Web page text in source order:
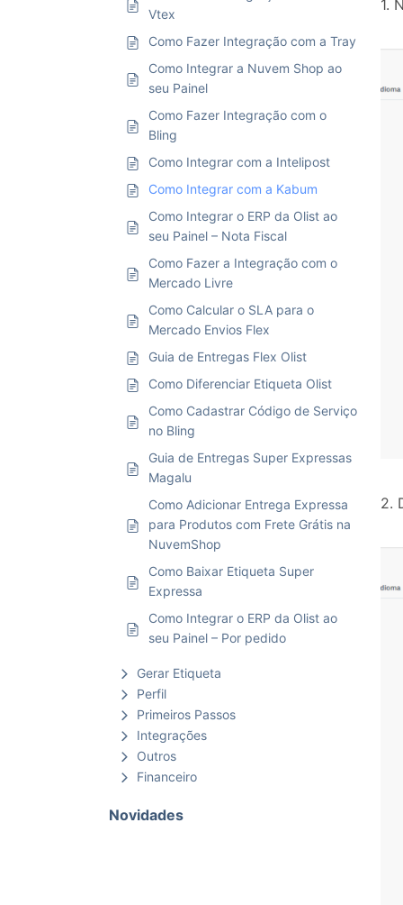
Vtex
Como Fazer Integração com a Tray
Como Integrar a Nuvem Shop ao
seu Painel
Como Fazer Integração com o
Bling
Como Integrar com a Intelipost
Como Integrar com a Kabum
Como Integrar o ERP da Olist ao
seu Painel – Nota Fiscal
Como Fazer a Integração com o
Mercado Livre
Como Calcular o SLA para o
Mercado Envios Flex
Guia de Entregas Flex Olist
Como Diferenciar Etiqueta Olist
Como Cadastrar Código de Serviço
no Bling
Guia de Entregas Super Expressas
Magalu
Como Adicionar Entrega Expressa
para Produtos com Frete Grátis na
NuvemShop
Como Baixar Etiqueta Super
Expressa
Como Integrar o ERP da Olist ao
seu Painel – Por pedido
Gerar Etiqueta
Perfil
Primeiros Passos
Integrações
Outros
Financeiro
Novidades
1.
2.